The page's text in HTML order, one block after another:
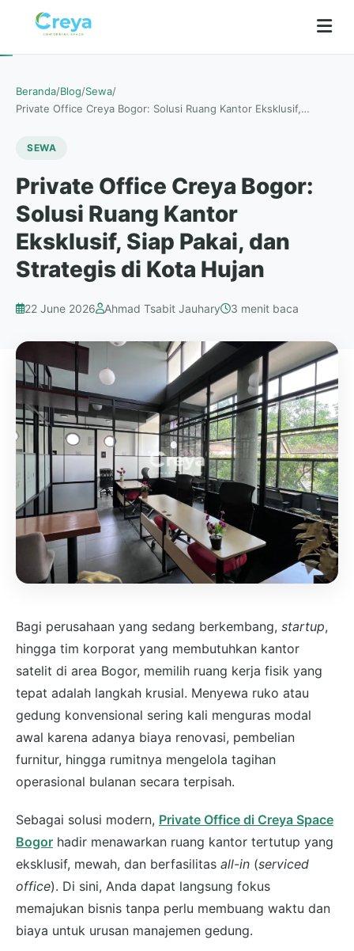
Beranda/Blog/Sewa/
Private Office Creya Bogor: Solusi Ruang Kantor Eksklusif,…
SEWA
Private Office Creya Bogor:
Solusi Ruang Kantor
Eksklusif, Siap Pakai, dan
Strategis di Kota Hujan
22 June 2026 Ahmad Tsabit Jauhary 3 menit baca
Bagi perusahaan yang sedang berkembang, startup,
hingga tim korporat yang membutuhkan kantor
satelit di area Bogor, memilih ruang kerja fisik yang
tepat adalah langkah krusial. Menyewa ruko atau
gedung konvensional sering kali menguras modal
awal karena adanya biaya renovasi, pembelian
furnitur, hingga rumitnya mengelola tagihan
operasional bulanan secara terpisah.
Sebagai solusi modern, Private Office di Creya Space
Bogor hadir menawarkan ruang kantor tertutup yang
eksklusif, mewah, dan berfasilitas all-in (serviced
office). Di sini, Anda dapat langsung fokus
memajukan bisnis tanpa perlu membuang waktu dan
biaya untuk urusan manajemen gedung.